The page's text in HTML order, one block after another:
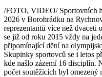
/FOTO, VIDEO/ Sportovních
2026 v Borohrádku na
reprezentantů více než dvaceti
se již od roku 2015 vždy na
připomínající dění na
Skupinky sportovců se i letos
kde našlo zázemí 16 disciplín.
počet soutěžících byl omezený